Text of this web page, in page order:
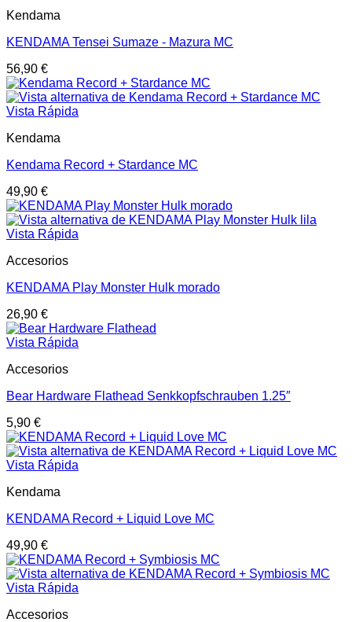
Kendama
KENDAMA Tensei Sumaze - Mazura MC
56,90 €
Vista Rápida
Kendama
Kendama Record + Stardance MC
49,90 €
Vista Rápida
Accesorios
KENDAMA Play Monster Hulk morado
26,90 €
Vista Rápida
Accesorios
Bear Hardware Flathead Senkkopfschrauben 1.25″
5,90 €
Vista Rápida
Kendama
KENDAMA Record + Liquid Love MC
49,90 €
Vista Rápida
Accesorios